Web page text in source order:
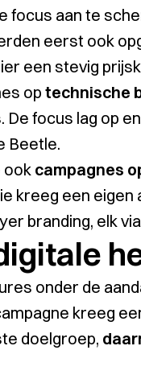
focus aan te
eerst ook
een stevig
op technische
focus lag op
Beetle.
ook campagnes
kreeg een
branding, elk
onder de
kreeg
doelgroep,